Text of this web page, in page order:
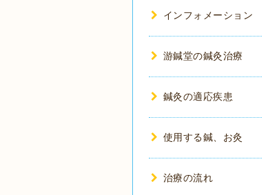
インフォメーション
游鍼堂の鍼灸治療
鍼灸の適応疾患
使用する鍼、お灸
治療の流れ